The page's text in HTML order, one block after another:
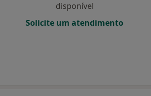
disponível
Solicite um atendimento